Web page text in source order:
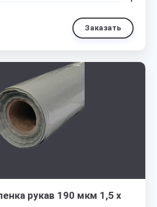
Заказать
рукав 190 мкм 1,5 х